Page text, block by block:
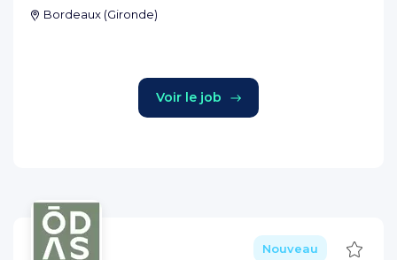
Bordeaux (Gironde)
Voir le job
Nouveau